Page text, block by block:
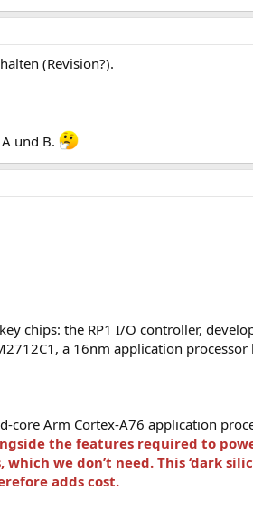
(Revision?).
und B.
chips: the RP1 I/O controller,
a 16nm application
core Arm Cortex-A76 application
the features required to
we don’t need. This ‘dark
adds cost.